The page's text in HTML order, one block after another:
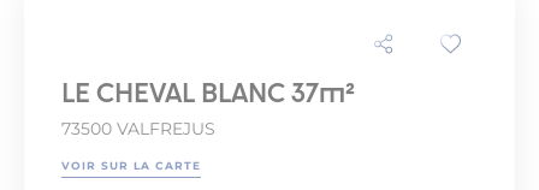
LE CHEVAL BLANC 37m²
73500 VALFREJUS
VOIR SUR LA CARTE